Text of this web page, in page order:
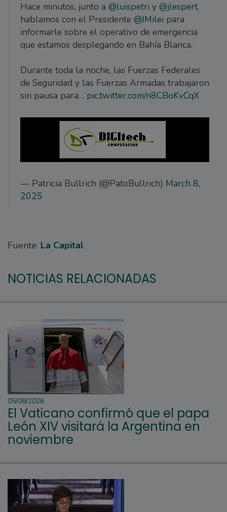
Hace minutos, junto a @luispetri y @jlespert,
hablamos con el Presidente @JMilei para
informarle sobre el operativo de emergencia
que estamos desplegando en Bahía Blanca.
Durante toda la noche, las Fuerzas Federales
de Seguridad y las Fuerzas Armadas trabajaron
sin pausa para… pic.twitter.com/n8CBoKvCqX
— Patricia Bullrich (@PatoBullrich) March 8,
2025
Fuente: La Capital
NOTICIAS RELACIONADAS
05/08/2026
El Vaticano confirmó que el papa
León XIV visitará la Argentina en
noviembre